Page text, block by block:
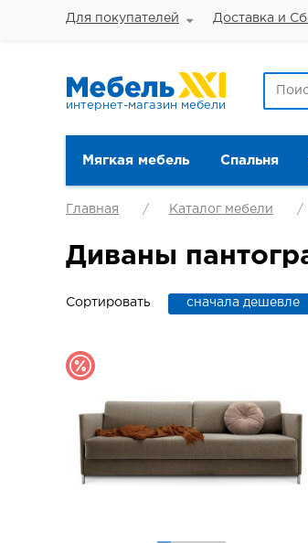
Для покупателей Доставка и
интернет-магазин мебели
Мягкая мебель Спальня
Главная Каталог мебели
Диваны
Сортировать сначала дешевле